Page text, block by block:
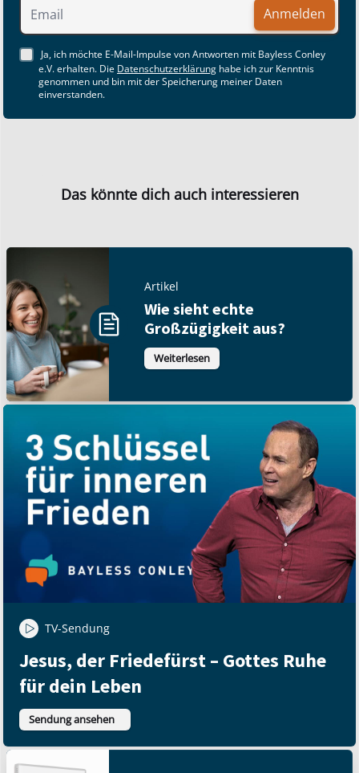
Anmelden
Ja, ich möchte E-Mail-Impulse von Antworten mit Bayless Conley
e.V. erhalten. Die Datenschutzerklärung habe ich zur Kenntnis
genommen und bin mit der Speicherung meiner Daten
einverstanden.
Das könnte dich auch interessieren
Artikel
Wie sieht echte
Großzügigkeit aus?
Weiterlesen
TV-Sendung
Jesus, der Friedefürst – Gottes Ruhe
für dein Leben
Sendung ansehen